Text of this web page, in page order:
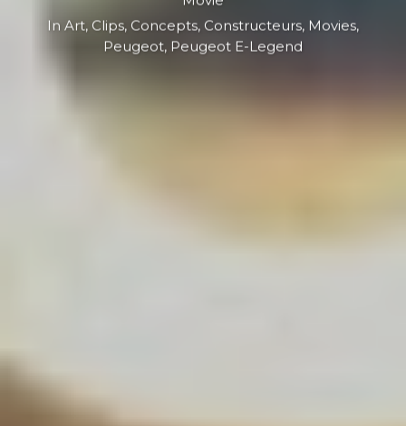
In Art, Clips, Concepts, Constructeurs, Movies,
Peugeot, Peugeot E-Legend